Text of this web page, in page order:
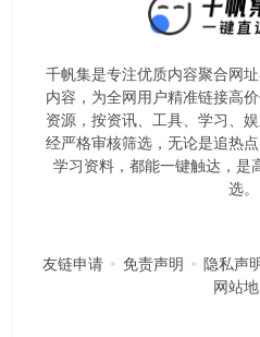
千帆集是专注优质内容聚合网
内容，为全网用户精准链接高
资源，按资讯、工具、学习、
经严格审核筛选，无论是追热
学习资料，都能一键触达，是
选。
友链申请 免责声明 隐私声
网站